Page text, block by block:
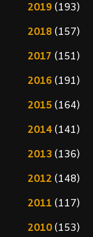
2019(193)
2018(157)
2017 (151)
2016(191)
2015(164)
2014(141)
2013(136)
2012 (148)
2011 (117)
2010(153)